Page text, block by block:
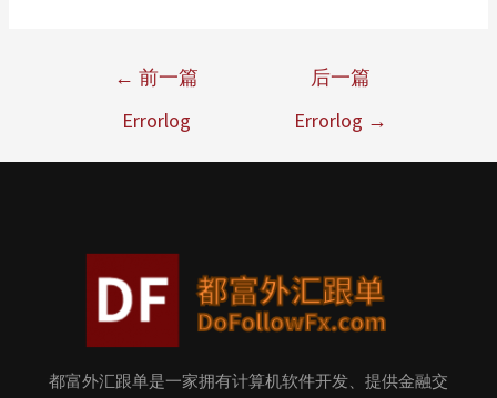
← 前一篇
Errorlog
后一篇
Errorlog →
都富外汇跟单是一家拥有计算机软件开发、提供金融交